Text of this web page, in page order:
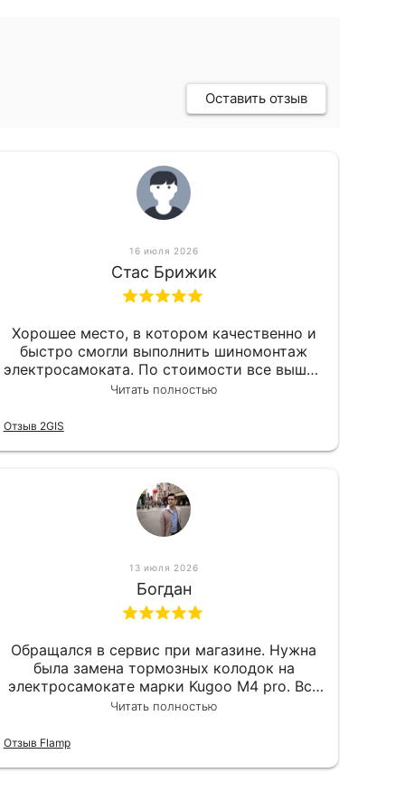
Оставить отзыв
16 июля 2026
Стас Брижик
Хорошее место, в котором качественно и
быстро смогли выполнить шиномонтаж
электросамоката. По стоимости все вышло
вообще приемлемо хочу сказать. Так что
Читать полностью
Отзыв 2GIS
13 июля 2026
Богдан
Обращался в сервис при магазине. Нужна
была замена тормозных колодок на
электросамокате марки Kugoo M4 pro. Всё
сделали в лучшем виде и в максимально
гарантии, поэтому и обратился в этот
Читать полностью
Отзыв Flamp